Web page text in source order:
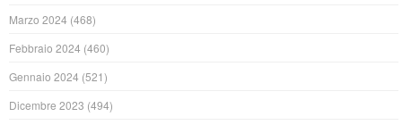
Marzo 2024 (468)
Febbraio 2024 (460)
Gennaio 2024 (521)
Dicembre 2023 (494)